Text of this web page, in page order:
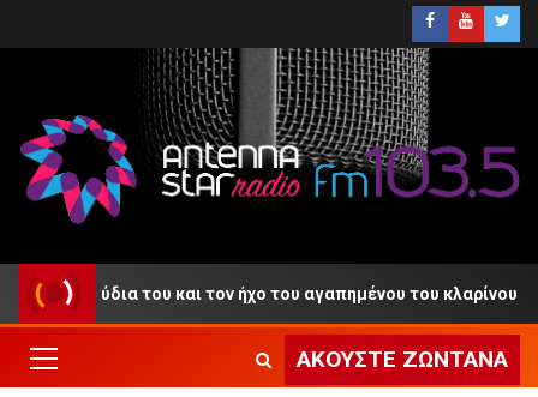
του και τον ήχο του αγαπημένου του κλαρίνου
ΑΚΟΎΣΤΕ ΖΩΝΤΑΝΆ